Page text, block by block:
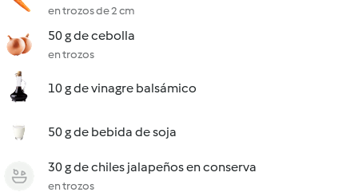
en trozos de 2 cm
50 g de cebolla
en trozos
10 g de vinagre balsámico
50 g de bebida de soja
30 g de chiles jalapeños en conserva
en trozos